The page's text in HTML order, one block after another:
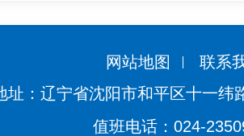
网站地图
联系
址：辽宁省沈阳市和平区十一纬
值班电话：024-